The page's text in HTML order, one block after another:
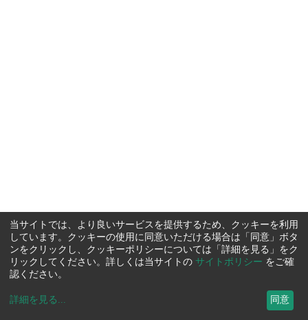
当サイトでは、より良いサービスを提供するため、クッキーを利用
しています。クッキーの使用に同意いただける場合は「同意」ボタ
ンをクリックし、クッキーポリシーについては「詳細を見る」をク
リックしてください。詳しくは当サイトの サイトポリシー をご確
認ください。
詳細を見る ... 同意